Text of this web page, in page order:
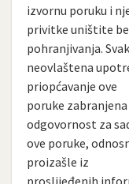
izvornu poruku i
privitke uništite
pohranjivanja.
neovlaštena
priopćavanje ove
poruke zabranjena
odgovornost za
ove poruke,
proizašle iz
proslijeđenih